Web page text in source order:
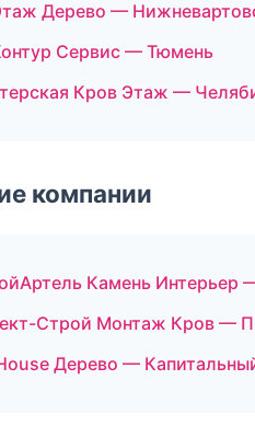
Дерево —
Сервис — Тюмень
Кров Этаж —
компании
Камень Интерьер
Строй Монтаж Кров —
Дерево —